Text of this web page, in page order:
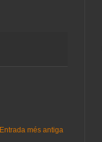
Entrada més antiga